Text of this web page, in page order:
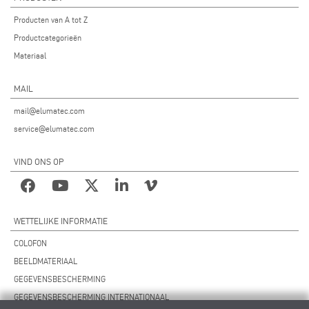
Producten van A tot Z
Productcategorieën
Materiaal
MAIL
mail@elumatec.com
service@elumatec.com
VIND ONS OP
WETTELIJKE INFORMATIE
COLOFON
BEELDMATERIAAL
GEGEVENSBESCHERMING
GEGEVENSBESCHERMING INTERNATIONAAL